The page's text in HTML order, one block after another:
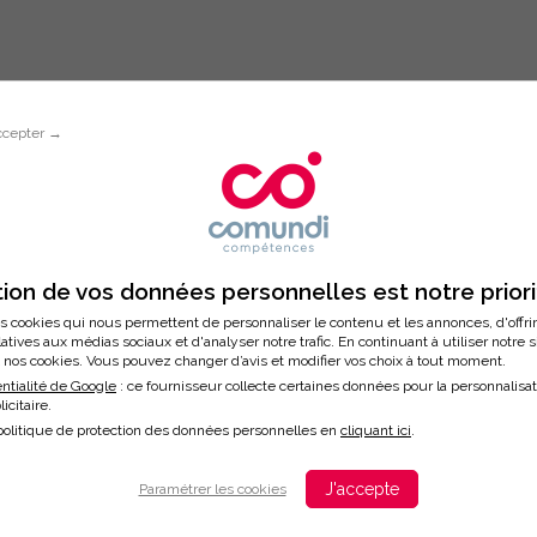
→
de vos données personnelles est notre
cookies qui nous permettent de personnaliser le contenu et les annonces,
aux médias sociaux et d'analyser notre trafic. En continuant à utiliser notre
cookies. Vous pouvez changer d’avis et modifier vos choix à tout moment.
de Google : ce fournisseur collecte certaines données pour la
de protection des données personnelles en cliquant ici.
Paramétrer les cookies J'accepte
Inscription à la formation
VOS EMAILS AVEC